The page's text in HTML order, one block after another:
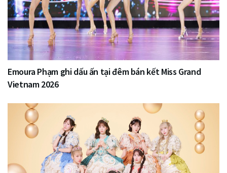
Emoura Phạm ghi dấu ấn tại đêm bán kết Miss Grand
Vietnam 2026